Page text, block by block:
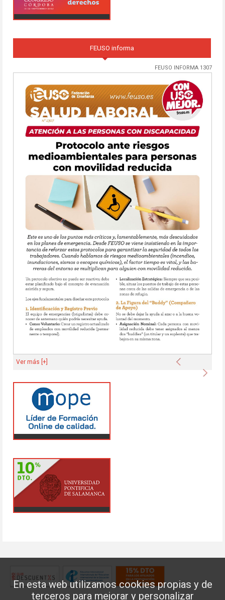
En esta web utilizamos cookies propias y de
terceros para mejorar y personalizar
FEUSO informa
FEUSO INFORMA 1307
Anterior
Ver más [+]